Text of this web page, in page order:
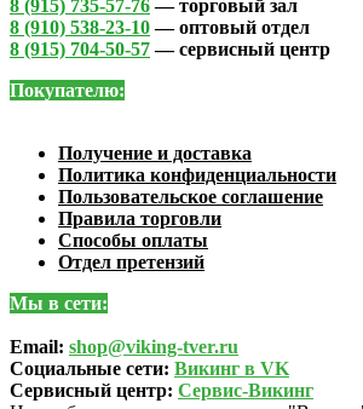
8 (915) 735-57-76— торговый зал
8 (910) 538-23-10— оптовый отдел
8 (915) 704-50-57— сервисный центр
Покупателю:
Получение и доставка
Политика конфиденциальности
Пользовательское соглашение
Правила торговли
Способы оплаты
Отдел претензий
Мы в сети:
Email: shop@viking-tver.ru
Социальные сети: Викинг в VK
Сервисный центр: Сервис-Викинг